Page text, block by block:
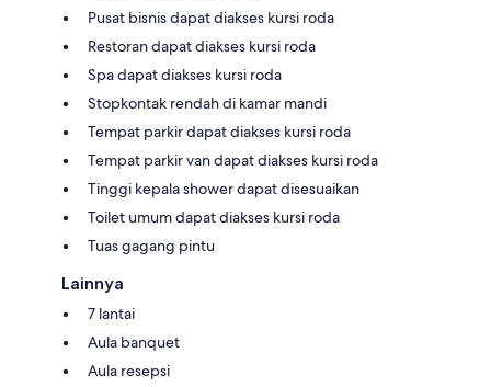
Pusat bisnis dapat diakses kursi roda
Restoran dapat diakses kursi roda
Spa dapat diakses kursi roda
Stopkontak rendah di kamar mandi
Tempat parkir dapat diakses kursi roda
Tempat parkir van dapat diakses kursi roda
Tinggi kepala shower dapat disesuaikan
Toilet umum dapat diakses kursi roda
Tuas gagang pintu
Lainnya
7 lantai
Aula banquet
Aula resepsi